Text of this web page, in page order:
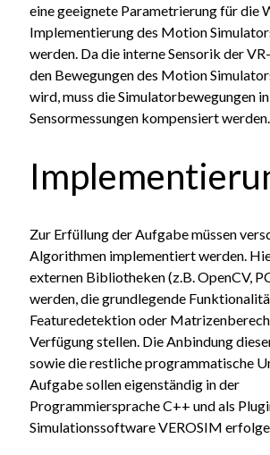
eine geeignete Parametrierung für die
Implementierung des Motion
werden. Da die interne Sensorik der
den Bewegungen des Motion
wird, muss die Simulator­bewegungen
Sensormessungen kompensiert werden.
Zur Erfüllung der Aufgabe müssen
Algorithmen implementiert werden.
externen Bibliotheken (z.B. OpenCV,
werden, die grundlegende
Featuredetektion oder
Verfügung stellen. Die Anbindung
sowie die restliche programmatische
Aufgabe sollen eigenständig in der
Programmiersprache C++ und als
Simulationssoftware VEROSIM